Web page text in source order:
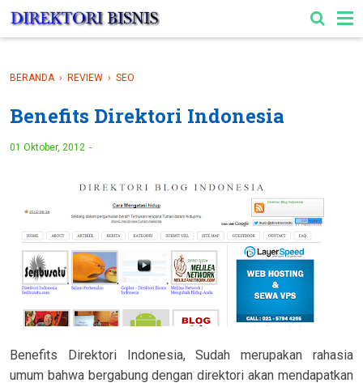
-->
BERANDA › REVIEW › SEO
Benefits Direktori Indonesia
01 Oktober, 2012
Benefits Direktori Indonesia, Sudah merupakan rahasia
umum bahwa bergabung dengan direktori akan mendapatkan